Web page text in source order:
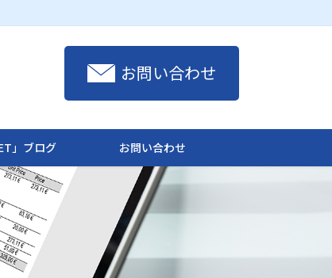
お問い合わせ
」ブログ お問い合わせ